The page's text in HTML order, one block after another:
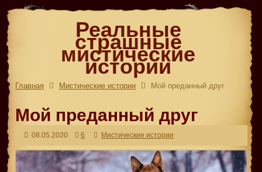
Реальные
страшные
мистические
истории
Главная Мистические истории Мой преданный друг
Мой преданный друг
08.05.2020 6 Мистические истории